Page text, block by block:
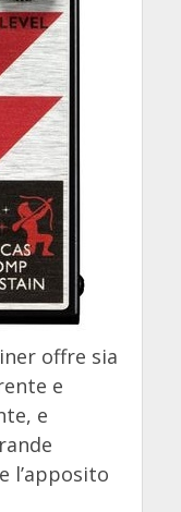
offre sia
e
e
l’apposito